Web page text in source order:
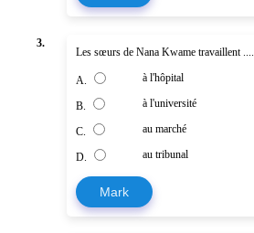
3.
Les sœurs de Nana Kwame travaillent ......
A. à l'hôpital
B. à l'université
C. au marché
D. au tribunal
Mark